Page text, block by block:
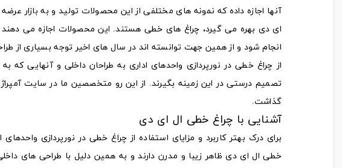
آنها اجازه داده که نمونه‌ های مختلفی از این محصولات تولید و به بازار
ای دی بهره می‌ گیرد، چراغ‌ های خطی هستند. این محصولات اجازه می‌
انجام شود و از همین جهت توانسته‌ اند در سال های اخیر توجه بسیاری از
از چراغ خطی در نورپردازی واحدهای اداری به طراحان داخلی و آنهایی
تصمیم درستی در این زمینه بگیرند. از این رو متخصصین ما در سایت
گذاشت.
آشنایی با چراغ خطی ال ای دی
برای درک بهتر کاربرد و مزایای استفاده از چراغ خطی در نورپردازی
خطی ال ای دی ظاهر زیبا و مدرن دارند و به همین دلیل با طراحی‌ های